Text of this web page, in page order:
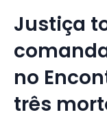
Justiça
no
três